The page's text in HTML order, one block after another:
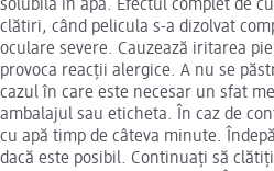
solubilă în apă. Efectul complet de
clătiri, când pelicula s-a dizolvat
oculare severe. Cauzează iritarea
provoca reacții alergice. A nu se
cazul în care este necesar un sfat
ambalajul sau eticheta. În caz de
cu apă timp de câteva minute.
dacă este posibil. Continuați să